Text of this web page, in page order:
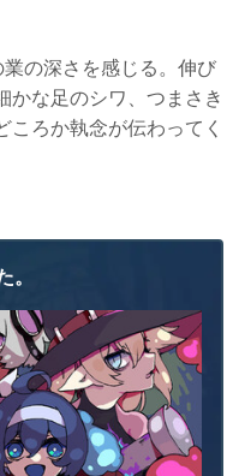
の深さを感じる。伸び
かな足のシワ、つまさき
ろか執念が伝わってく